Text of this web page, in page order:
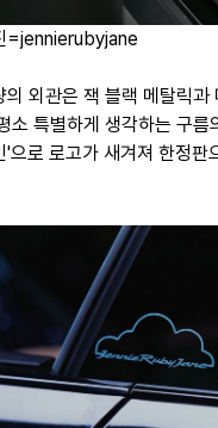
=jennierubyjane
의 외관은 잭 블랙 메탈릭과
소 특별하게 생각하는 구름
'으로 로고가 새겨져 한정판